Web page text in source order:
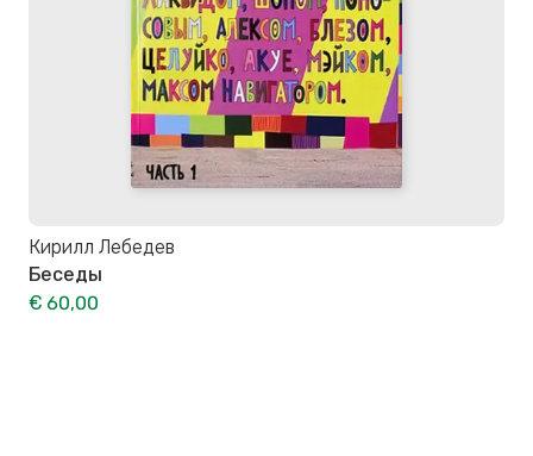
Кирилл Лебедев
Беседы
€ 60,00